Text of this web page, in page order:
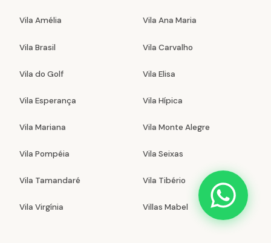
Vila Amélia Vila Ana Maria
Vila Brasil Vila Carvalho
Vila do Golf Vila Elisa
Vila Esperança Vila Hípica
Vila Mariana Vila Monte Alegre
Vila Pompéia Vila Seixas
Vila Tamandaré Vila Tibério
Vila Virgínia Villas Mabel